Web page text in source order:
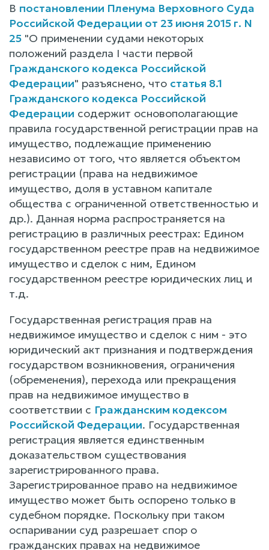
В постановлении Пленума Верховного Суда
Российской Федерации от 23 июня 2015 г. N
25 "О применении судами некоторых
положений раздела I части первой
Гражданского кодекса Российской
Федерации" разъяснено, что статья 8.1
Гражданского кодекса Российской
Федерации содержит основополагающие
правила государственной регистрации прав на
имущество, подлежащие применению
независимо от того, что является объектом
регистрации (права на недвижимое
имущество, доля в уставном капитале
общества с ограниченной ответственностью и
др.). Данная норма распространяется на
регистрацию в различных реестрах: Едином
государственном реестре прав на недвижимое
имущество и сделок с ним, Едином
государственном реестре юридических лиц и
т.д.
Государственная регистрация прав на
недвижимое имущество и сделок с ним - это
юридический акт признания и подтверждения
государством возникновения, ограничения
(обременения), перехода или прекращения
прав на недвижимое имущество в
соответствии с Гражданским кодексом
Российской Федерации. Государственная
регистрация является единственным
доказательством существования
зарегистрированного права.
Зарегистрированное право на недвижимое
имущество может быть оспорено только в
судебном порядке. Поскольку при таком
оспаривании суд разрешает спор о
гражданских правах на недвижимое